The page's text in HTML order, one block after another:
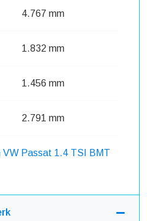
4.767 mm
1.832 mm
1.456 mm
2.791 mm
VW Passat 1.4 TSI BMT